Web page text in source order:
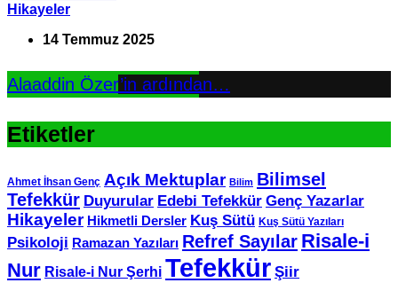
Hikayeler
14 Temmuz 2025
Alaaddin Özer’in ardından…
Etiketler
Ahmet İhsan Genç Açık Mektuplar Bilim Bilimsel
Tefekkür Duyurular Edebi Tefekkür Genç Yazarlar
Hikayeler Hikmetli Dersler Kuş Sütü Kuş Sütü Yazıları
Psikoloji Ramazan Yazıları Refref Sayılar Risale-i
Nur Risale-i Nur Şerhi Tefekkür Şiir